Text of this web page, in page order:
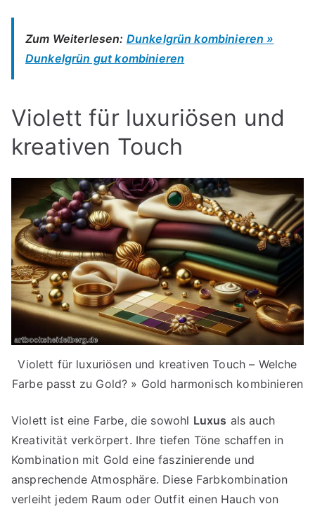
Zum Weiterlesen: Dunkelgrün kombinieren »
Dunkelgrün gut kombinieren
Violett für luxuriösen und
kreativen Touch
Violett für luxuriösen und kreativen Touch – Welche
Farbe passt zu Gold? » Gold harmonisch kombinieren
Violett ist eine Farbe, die sowohl Luxus als auch
Kreativität verkörpert. Ihre tiefen Töne schaffen in
Kombination mit Gold eine faszinierende und
ansprechende Atmosphäre. Diese Farbkombination
verleiht jedem Raum oder Outfit einen Hauch von